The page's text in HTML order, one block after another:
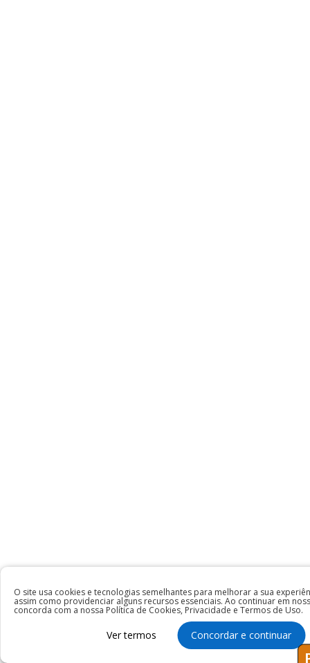
O site usa cookies e tecnologias semelhantes para melhorar a sua
assim como providenciar alguns recursos essenciais. Ao continuar em
concorda com a nossa Política de Cookies, Privacidade e Termos de Uso.
Ver termos Concordar e continuar